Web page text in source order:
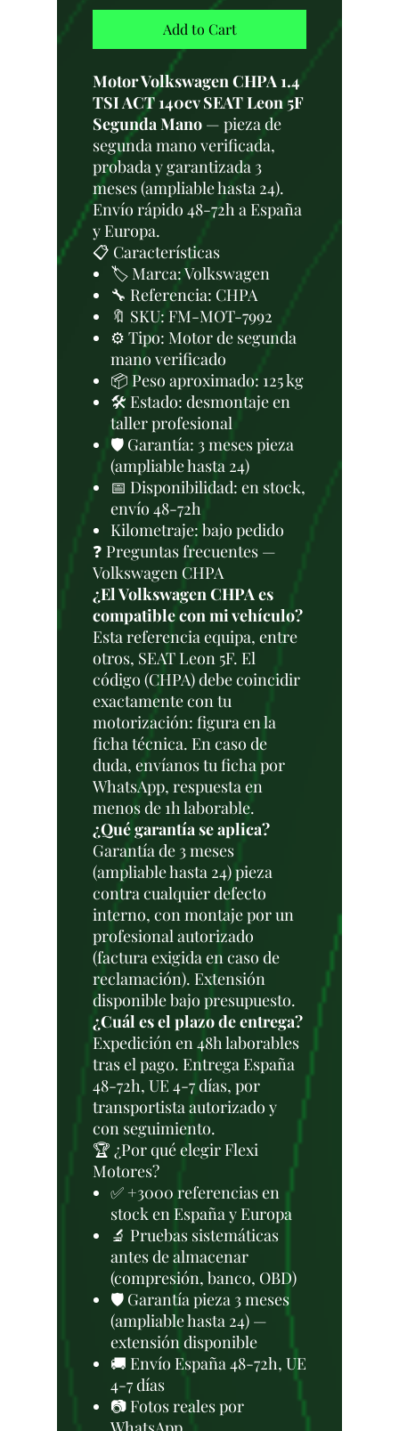
Add to Cart
Motor Volkswagen CHPA 1.4
TSI ACT 140cv SEAT Leon 5F
Segunda Mano — pieza de
segunda mano verificada,
probada y garantizada 3
meses (ampliable hasta 24).
Envío rápido 48-72h a España
y Europa.
📋 Características
🏷️ Marca: Volkswagen
🔧 Referencia: CHPA
🔖 SKU: FM-MOT-7992
⚙️ Tipo: Motor de segunda
mano verificado
📦 Peso aproximado: 125 kg
🛠 Estado: desmontaje en
taller profesional
🛡️ Garantía: 3 meses pieza
(ampliable hasta 24)
📅 Disponibilidad: en stock,
envío 48-72h
Kilometraje: bajo pedido
❓ Preguntas frecuentes —
Volkswagen CHPA
¿El Volkswagen CHPA es
compatible con mi vehículo?
Esta referencia equipa, entre
otros, SEAT Leon 5F. El
código (CHPA) debe coincidir
exactamente con tu
motorización: figura en la
ficha técnica. En caso de
duda, envíanos tu ficha por
WhatsApp, respuesta en
menos de 1h laborable.
¿Qué garantía se aplica?
Garantía de 3 meses
(ampliable hasta 24) pieza
contra cualquier defecto
interno, con montaje por un
profesional autorizado
(factura exigida en caso de
reclamación). Extensión
disponible bajo presupuesto.
¿Cuál es el plazo de entrega?
Expedición en 48h laborables
tras el pago. Entrega España
48-72h, UE 4-7 días, por
transportista autorizado y
con seguimiento.
🏆 ¿Por qué elegir Flexi
Motores?
✅ +3000 referencias en
stock en España y Europa
🔬 Pruebas sistemáticas
antes de almacenar
(compresión, banco, OBD)
🛡️ Garantía pieza 3 meses
(ampliable hasta 24) —
extensión disponible
🚚 Envío España 48-72h, UE
4-7 días
📷 Fotos reales por